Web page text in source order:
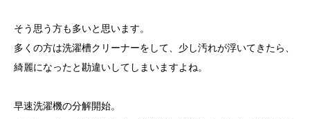
そう思う方も多いと思います。
多くの方は洗濯槽クリーナーをして、少し汚れが浮いてきたら、
綺麗になったと勘違いしてしまいますよね。
早速洗濯機の分解開始。